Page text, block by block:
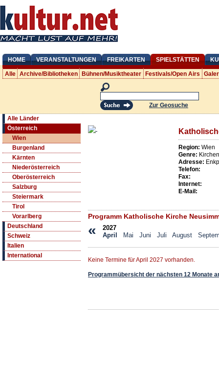
HOME VERANSTALTUNGEN FREIKARTEN SPIELSTÄTTEN
Alle Archive/Bibliotheken Bühnen/Musiktheater Festivals/Open Airs
Zur Geosuche
Alle Länder
Österreich
Wien
Burgenland
Kärnten
Niederösterreich
Oberösterreich
Salzburg
Steiermark
Tirol
Vorarlberg
Deutschland
Schweiz
Italien
International
Region: Wien
Genre: Kirchen
Adresse:
Telefon:
Fax:
Internet:
E-Mail:
Programm Katholische Kirche
«
2027
April
Mai Juni Juli August
Keine Termine für April 2027 vorhanden.
Programmübersicht der nächsten 12 Monate